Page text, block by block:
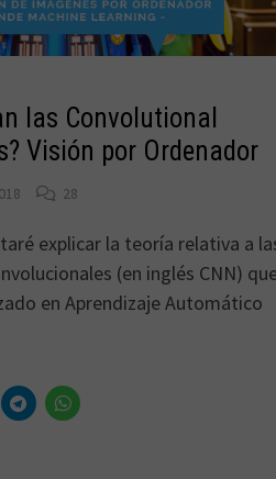
las Convolutional
Visión por Ordenador
28
explicar la teoría relativa a
(en inglés CNN)
en Aprendizaje Automático